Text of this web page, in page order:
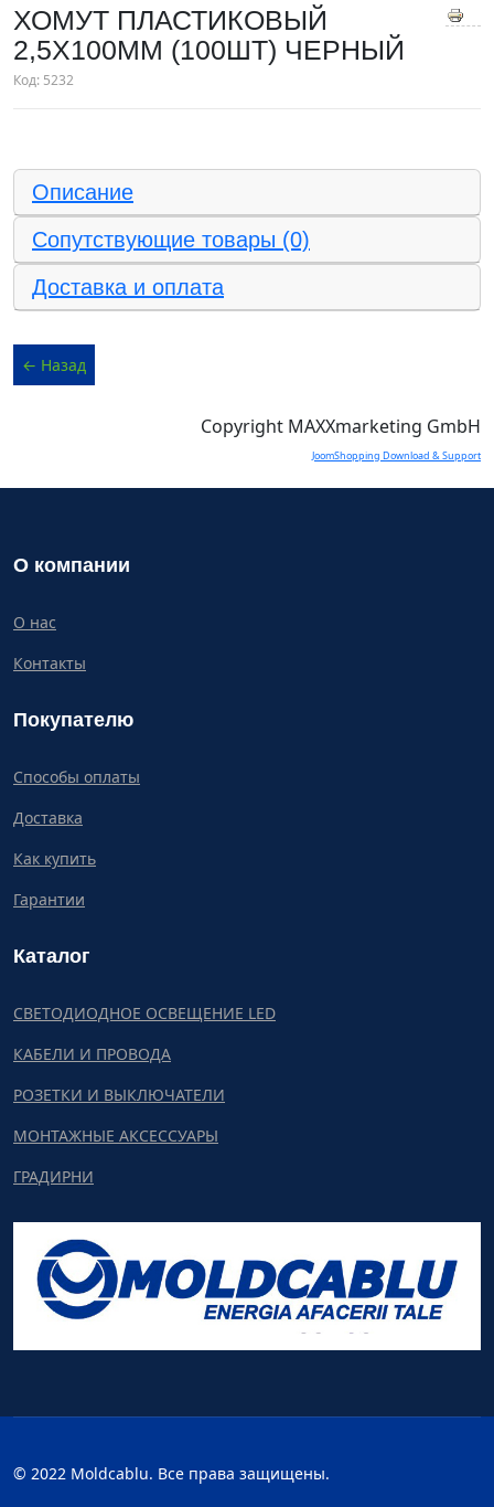
ХОМУТ ПЛАСТИКОВЫЙ
2,5Х100ММ (100ШТ) ЧЕРНЫЙ
Код: 5232
Описание
Сопутствующие товары (0)
Доставка и оплата
Copyright MAXXmarketing GmbH
JoomShopping Download & Support
О компании
О нас
Контакты
Покупателю
Способы оплаты
Доставка
Как купить
Гарантии
Каталог
СВЕТОДИОДНОЕ ОСВЕЩЕНИЕ LED
КАБЕЛИ И ПРОВОДА
РОЗЕТКИ И ВЫКЛЮЧАТЕЛИ
МОНТАЖНЫЕ АКСЕССУАРЫ
ГРАДИРНИ
© 2022 Moldcablu. Все права защищены.